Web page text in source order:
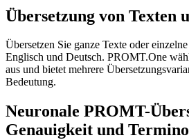
Übersetzung von Texten
Übersetzen Sie ganze Texte oder
Englisch und Deutsch. PROMT.One
aus und bietet mehrere
Bedeutung.
Neuronale PROMT-
Genauigkeit und